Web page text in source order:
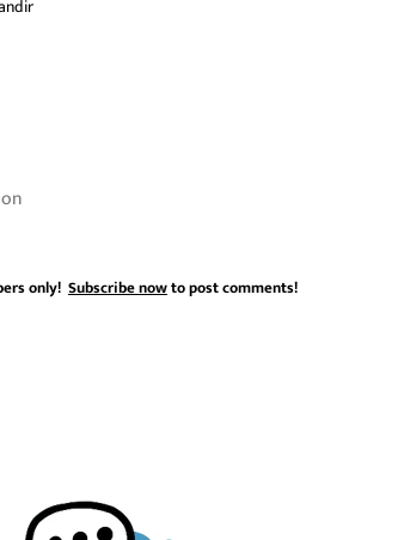
only! Subscribe nowto post comments!